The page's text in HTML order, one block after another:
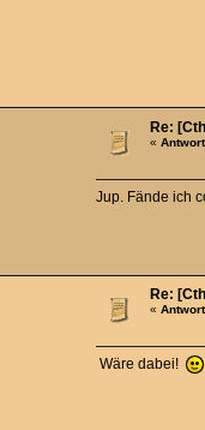
Re:
«
Jup. Fände ich
Re:
«
Wäre dabei!